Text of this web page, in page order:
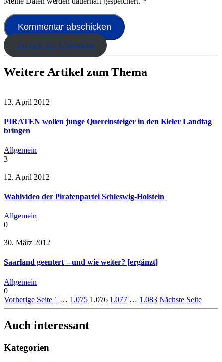
Zurück zur Übersicht
Weitere Artikel zum Thema
13. April 2012
PIRATEN wollen junge Quereinsteiger in den Kieler Landtag
bringen
Allgemein
3
12. April 2012
Wahlvideo der Piratenpartei Schleswig-Holstein
Allgemein
0
30. März 2012
Saarland geentert – und wie weiter? [ergänzt]
Allgemein
0
Vorherige Seite 1 … 1.075 1.076 1.077 … 1.083 Nächste Seite
Auch interessant
Kategorien